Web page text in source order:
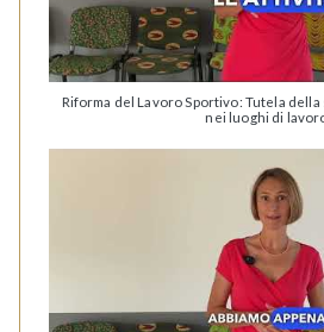
Riforma del Lavoro Sportivo: Tutela
nei luoghi di